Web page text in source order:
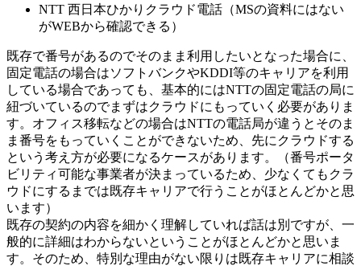
NTT 西日本ひかりクラウド電話（MSの資料にはない
がWEBから確認できる）
既存で番号があるのでそのまま利用したいとなった場合に、
固定電話の場合はソフトバンクやKDDI等のキャリアを利用
している場合であっても、基本的にはNTTの固定電話の局に
紐づいているのでまずはクラウドにもっていく必要がありま
す。オフィス移転などの場合はNTTの電話局が違うとそのま
ま番号をもっていくことができないため、先にクラウドする
という考え方が必要になるケースがあります。（番号ポータ
ビリティ可能な事業者が決まっているため、少なくてもクラ
ウドにするまでは既存キャリアで行うことがほとんどかと思
います）
既存の契約の内容を細かく理解していれば話は別ですが、一
般的に詳細はわからないということがほとんどかと思いま
す。そのため、特別な理由がない限りは既存キャリアに相談